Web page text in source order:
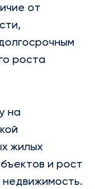
от
роста
на
жилых
и рост